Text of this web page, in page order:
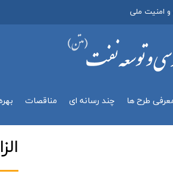
و امنیت ملی
طرح ها چند رسانه اي مناقصات